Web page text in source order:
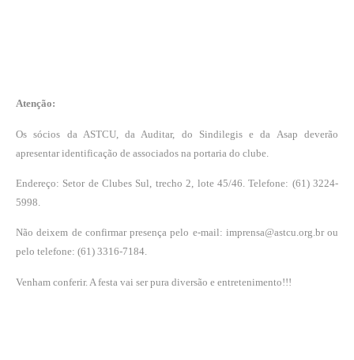
Atenção:
Os sócios da ASTCU, da Auditar, do Sindilegis e da Asap deverão
apresentar identificação de associados na portaria do clube.
Endereço: Setor de Clubes Sul, trecho 2, lote 45/46. Telefone: (61) 3224-
5998.
Não deixem de confirmar presença pelo e-mail: imprensa@astcu.org.br ou
pelo telefone: (61) 3316-7184.
Venham conferir. A festa vai ser pura diversão e entretenimento!!!